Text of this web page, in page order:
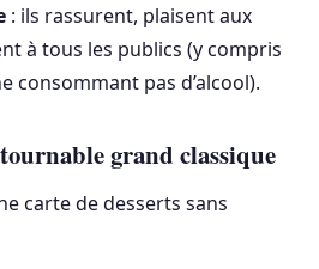
: ils rassurent, plaisent aux
à tous les publics (y compris
consommant pas d’alcool).
grand classique
carte de desserts sans